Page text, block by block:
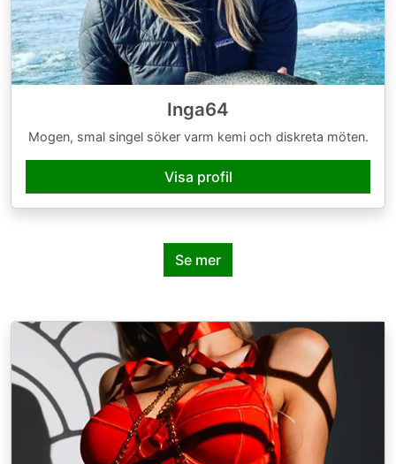
Inga64
Mogen, smal singel söker varm kemi och diskreta möten.
Visa profil
Se mer